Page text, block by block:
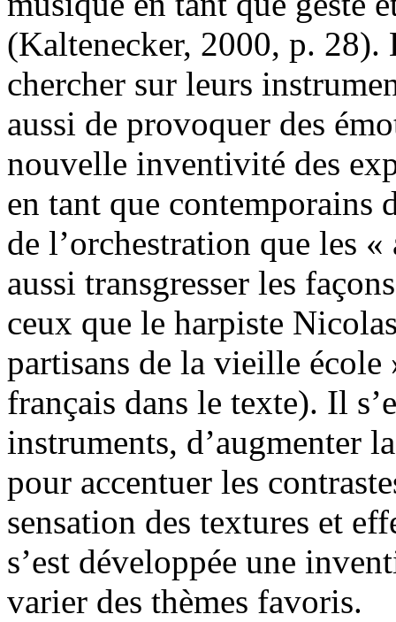
(Kaltenecker, 2000, p. 28).
chercher sur leurs
aussi de provoquer des
nouvelle inventivité des
en tant que contemporains
de l’orchestration que les
aussi transgresser les
ceux que le harpiste
partisans de la vieille école
français dans le texte). Il
instruments, d’augmenter
pour accentuer les
sensation des textures et
s’est développée une
varier des thèmes favoris.